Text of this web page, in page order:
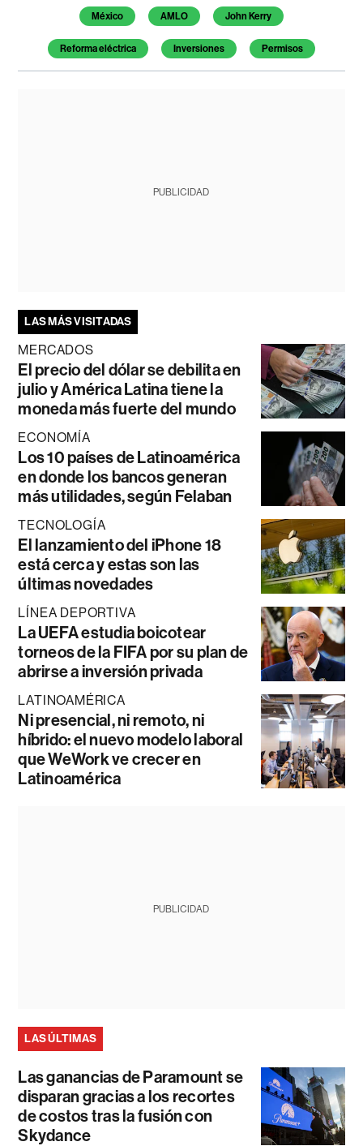
México AMLO John Kerry
Reforma eléctrica Inversiones Permisos
PUBLICIDAD
LAS MÁS VISITADAS
MERCADOS
El precio del dólar se debilita en
julio y América Latina tiene la
moneda más fuerte del mundo
ECONOMÍA
Los 10 países de Latinoamérica
en donde los bancos generan
más utilidades, según Felaban
TECNOLOGÍA
El lanzamiento del iPhone 18
está cerca y estas son las
últimas novedades
LÍNEA DEPORTIVA
La UEFA estudia boicotear
torneos de la FIFA por su plan de
abrirse a inversión privada
LATINOAMÉRICA
Ni presencial, ni remoto, ni
híbrido: el nuevo modelo laboral
que WeWork ve crecer en
Latinoamérica
PUBLICIDAD
LAS ÚLTIMAS
Las ganancias de Paramount se
disparan gracias a los recortes
de costos tras la fusión con
Skydance